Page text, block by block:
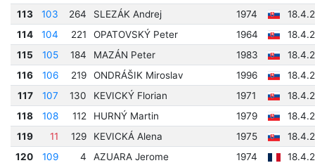
113
103 264 SLEZÁK Andrej 1974
114
104 221 OPATOVSKÝ Peter 1964
115
105 184 MAZÁN Peter 1983
116
106 219 ONDRÁŠIK Miroslav 1996
117
107 130 KEVICKÝ Florian 1971
118
108 112 HURNÝ Martin 1979
119
11 129 KEVICKÁ Alena 1975
120
109 4 AZUARA Jerome 1974